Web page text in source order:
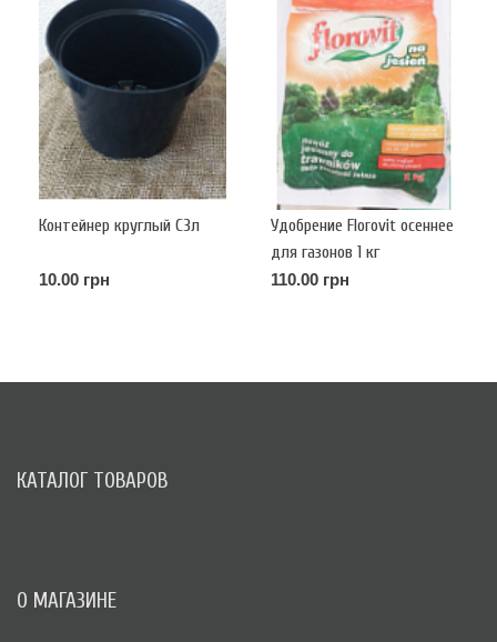
Контейнер круглый С3л
10.00 грн
Удобрение Florovit осеннее
для газонов 1 кг
110.00 грн
КАТАЛОГ ТОВАРОВ
О МАГАЗИНЕ